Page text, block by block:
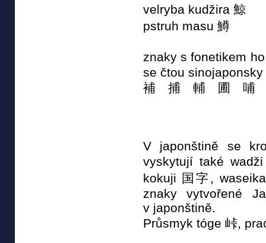
velryba kudžira 鯨
pstruh masu 鱒
znaky s fonetikem
se čtou sinojaponsky
補 捕 輔 圃 哺
V japonštině se
vyskytují také
kokuji 国字,
znaky vytvořené
v japonštině.
Průsmyk tóge 峠,